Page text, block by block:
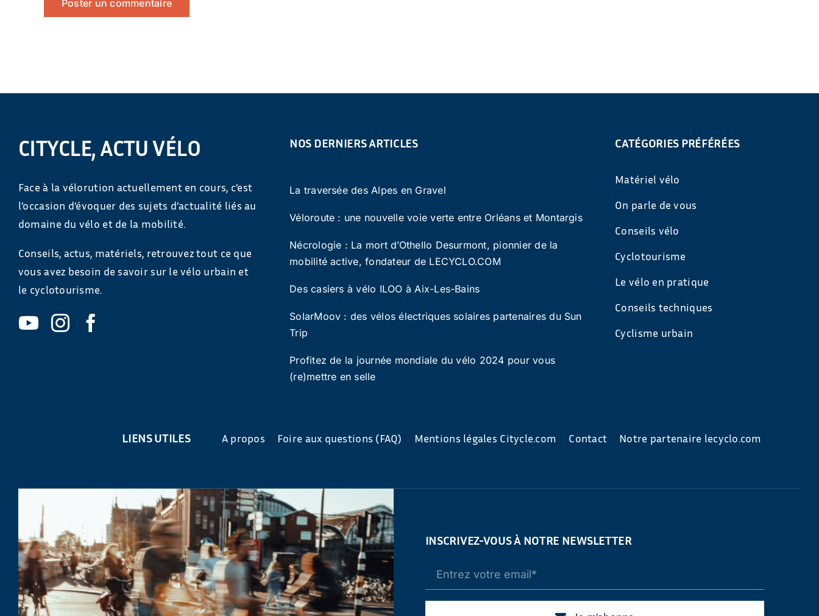
CITYCLE, ACTU VÉLO
Face à la vélorution actuellement en cours, c’est
l’occasion d’évoquer des sujets d’actualité liés au
domaine du vélo et de la mobilité.
Conseils, actus, matériels, retrouvez tout ce que
vous avez besoin de savoir sur le vélo urbain et
le cyclotourisme.
NOS DERNIERS ARTICLES
La traversée des Alpes en Gravel
Véloroute : une nouvelle voie verte entre Orléans et Montargis
Nécrologie : La mort d’Othello Desurmont, pionnier de la
mobilité active, fondateur de LECYCLO.COM
Des casiers à vélo ILOO à Aix-Les-Bains
SolarMoov : des vélos électriques solaires partenaires du Sun
Trip
Profitez de la journée mondiale du vélo 2024 pour vous
(re)mettre en selle
CATÉGORIES PRÉFÉRÉES
Matériel vélo
On parle de vous
Conseils vélo
Cyclotourisme
Le vélo en pratique
Conseils techniques
Cyclisme urbain
LIENS UTILES A propos Foire aux questions (FAQ) Mentions légales Citycle.com Contact Notre partenaire lecyclo.com
INSCRIVEZ-VOUS À NOTRE NEWSLETTER